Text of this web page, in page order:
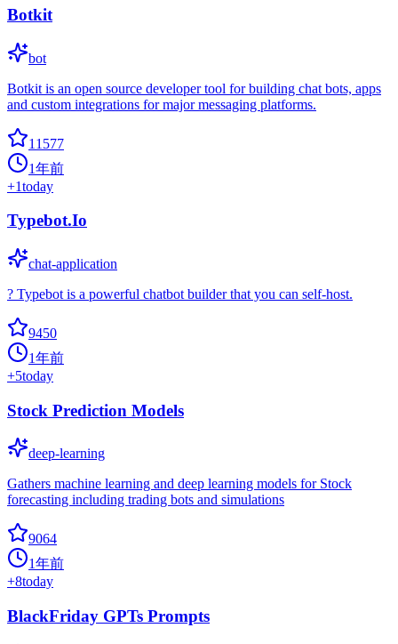
Botkit
bot
Botkit is an open source developer tool for building chat bots, apps
and custom integrations for major messaging platforms.
11577
1年前
+1today
Typebot.Io
chat-application
? Typebot is a powerful chatbot builder that you can self-host.
9450
1年前
+5today
Stock Prediction Models
deep-learning
Gathers machine learning and deep learning models for Stock
forecasting including trading bots and simulations
9064
1年前
+8today
BlackFriday GPTs Prompts